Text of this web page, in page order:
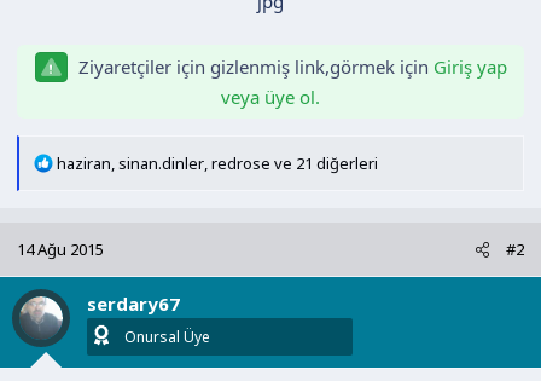
n
i
Ziyaretçiler için gizlenmiş link,görmek için Giriş yap
veya üye ol.
T
i
l
e
r
haziran sinan.dinler redrose ve 21 diğerleri
14 Ağu 2015 #2
serdary67
Onursal Üye